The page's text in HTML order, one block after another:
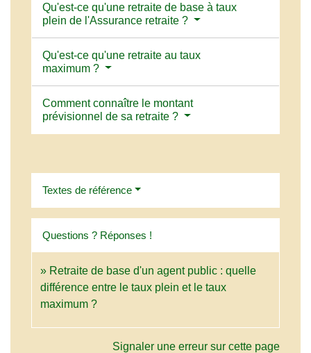
Qu'est-ce qu'une retraite de base à taux
plein de l'Assurance retraite ?
Qu'est-ce qu'une retraite au taux
maximum ?
Comment connaître le montant
prévisionnel de sa retraite ?
Textes de référence
Questions ? Réponses !
Retraite de base d'un agent public : quelle
différence entre le taux plein et le taux
maximum ?
Signaler une erreur sur cette page